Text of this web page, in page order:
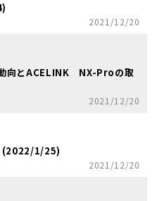
2021/12/20
向とACELINK NX-Proの取
2021/12/20
(2022/1/25)
2021/12/20